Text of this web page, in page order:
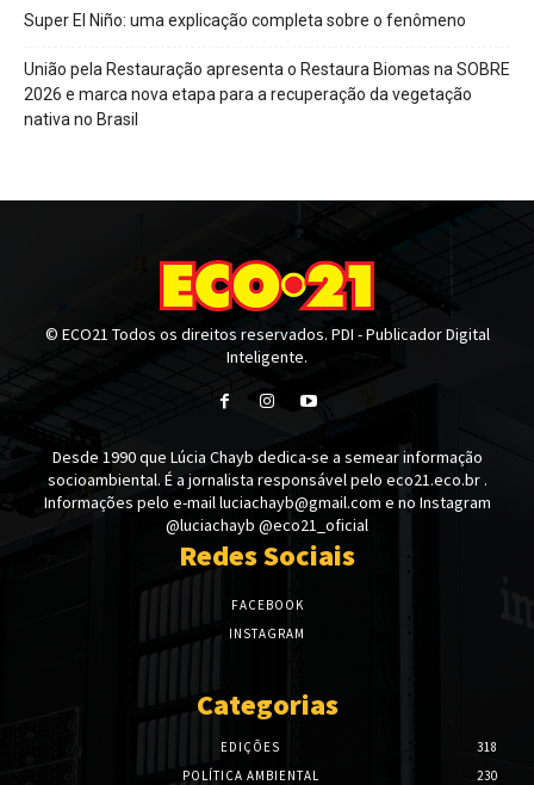
Super El Niño: uma explicação completa sobre o fenômeno
União pela Restauração apresenta o Restaura Biomas na SOBRE
2026 e marca nova etapa para a recuperação da vegetação
nativa no Brasil
© ECO21 Todos os direitos reservados. PDI - Publicador Digital
Inteligente.
Desde 1990 que Lúcia Chayb dedica-se a semear informação
socioambiental. É a jornalista responsável pelo eco21.eco.br .
Informações pelo e-mail luciachayb@gmail.com e no Instagram
@luciachayb @eco21_oficial
Redes Sociais
FACEBOOK
INSTAGRAM
Categorias
EDIÇÕES
318
POLÍTICA AMBIENTAL
230